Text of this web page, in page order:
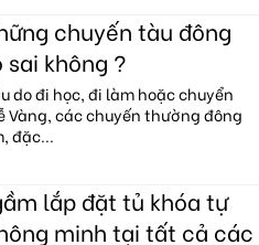
chuyến tàu đông
không ?
do đi học, đi làm hoặc chuyển
Vàng, các chuyến thường đông
đặc...
lắp đặt tủ khóa tự
minh tại tất cả các